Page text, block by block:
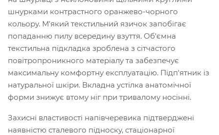
шнурками контрастного оранжево-чорного
кольору. М'який текстильний язичок запобігає
попаданню пилу всередину взуття. Об'ємна
текстильна підкладка зроблена з сітчастого
повітропроникного матеріалу та забезпечує
максимальну комфортну експлуатацію. Підп'ятник із
натуральної шкіри. Вкладна устілка анатомічної
форми знижує втому ніг при тривалому носінні.
Захисні властивості напівчеревика підтверджені
наявністю сталевого підноску, стаціонарної